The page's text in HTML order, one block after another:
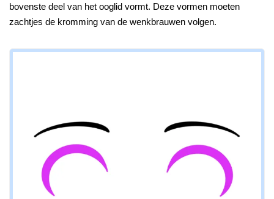
bovenste deel van het ooglid vormt. Deze vormen moeten
zachtjes de kromming van de wenkbrauwen volgen.